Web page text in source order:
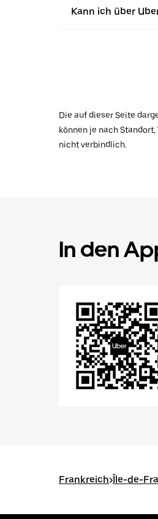
Kann ich über
Die auf dieser Seite
können je nach
nicht verbindlich.
In den
Frankreich>Île-de-